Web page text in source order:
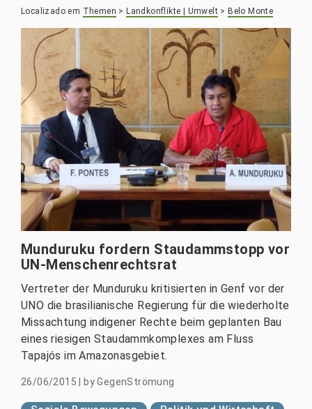
Localizado em Themen > Landkonflikte | Umwelt > Belo Monte
Munduruku fordern Staudammstopp vor
UN-Menschenrechtsrat
Vertreter der Munduruku kritisierten in Genf vor der
UNO die brasilianische Regierung für die wiederholte
Missachtung indigener Rechte beim geplanten Bau
eines riesigen Staudammkomplexes am Fluss
Tapajós im Amazonasgebiet.
26/06/2015 byGegenStrömung